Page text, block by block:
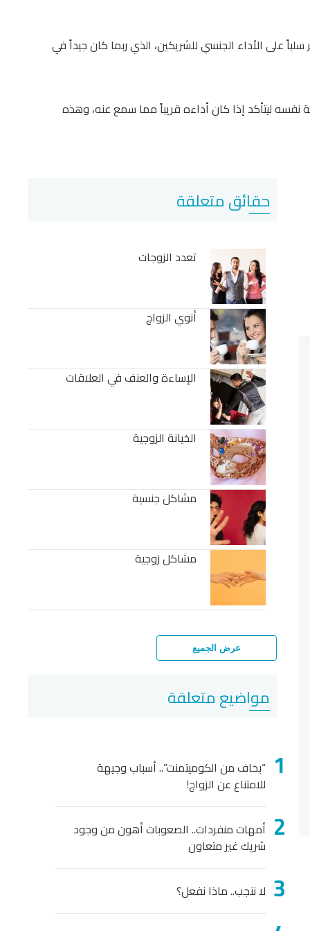
على الأداء الجنسي للشريكين، الذي ربما كان جيداً في
نفسه ليتأكد إذا كان أداءه قريباً مما سمع عنه، وهذه
حقائق متعلقة
تعدد الزوجات
أنوي الزواج
الإساءة والعنف في العلاقات
الخيانة الزوجية
مشاكل جنسية
مشاكل زوجية
عرض الجميع
مواضيع متعلقة
“بخاف من الكوميتمنت”.. أسباب وجيهة
للامتناع عن الزواج!
أمهات منفردات.. الصعوبات أهون من وجود
شريك غير متعاون
لا ننجب.. ماذا نفعل؟